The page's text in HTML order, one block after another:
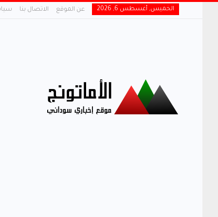
الخميس, أغسطس 6, 2026 عن الموقع الاتصال بنا